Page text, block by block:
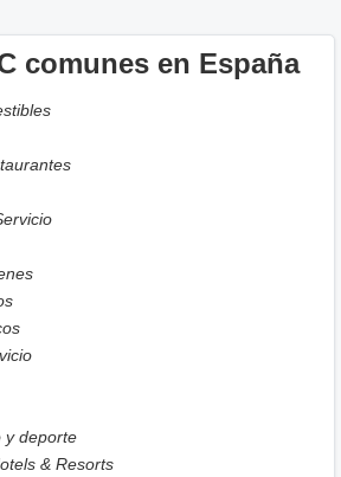
comunes en España
y deporte
& Resorts